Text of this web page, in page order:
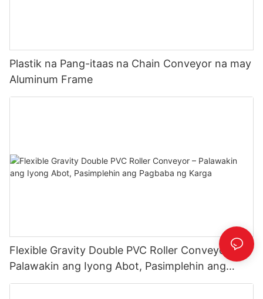
Plastik na Pang-itaas na Chain Conveyor na may
Aluminum Frame
Flexible Gravity Double PVC Roller Conveyor –
Palawakin ang Iyong Abot, Pasimplehin ang
Pagbaba ng Karga